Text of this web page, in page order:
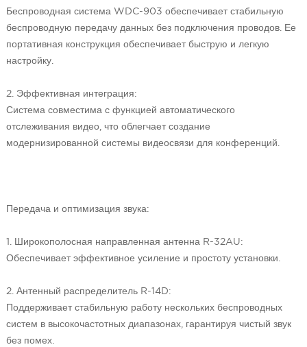
Беспроводная система WDC-903 обеспечивает стабильную
беспроводную передачу данных без подключения проводов. Ее
портативная конструкция обеспечивает быструю и легкую
настройку.
2. Эффективная интеграция:
Система совместима с функцией автоматического
отслеживания видео, что облегчает создание
модернизированной системы видеосвязи для конференций.
Передача и оптимизация звука:
1. Широкополосная направленная антенна R-32AU:
Обеспечивает эффективное усиление и простоту установки.
2. Антенный распределитель R-14D:
Поддерживает стабильную работу нескольких беспроводных
систем в высокочастотных диапазонах, гарантируя чистый звук
без помех.